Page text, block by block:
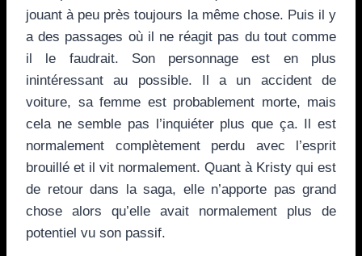
jouant à peu près toujours la même chose. Puis il y
a des passages où il ne réagit pas du tout comme
il le faudrait. Son personnage est en plus
inintéressant au possible. Il a un accident de
voiture, sa femme est probablement morte, mais
cela ne semble pas l’inquiéter plus que ça. Il est
normalement complètement perdu avec l’esprit
brouillé et il vit normalement. Quant à Kristy qui est
de retour dans la saga, elle n’apporte pas grand
chose alors qu’elle avait normalement plus de
potentiel vu son passif.